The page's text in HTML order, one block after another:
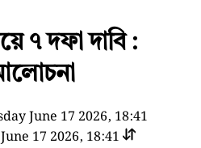
৭ দফা দাবি :
June 17 2026, 18:41
17 2026, 18:41